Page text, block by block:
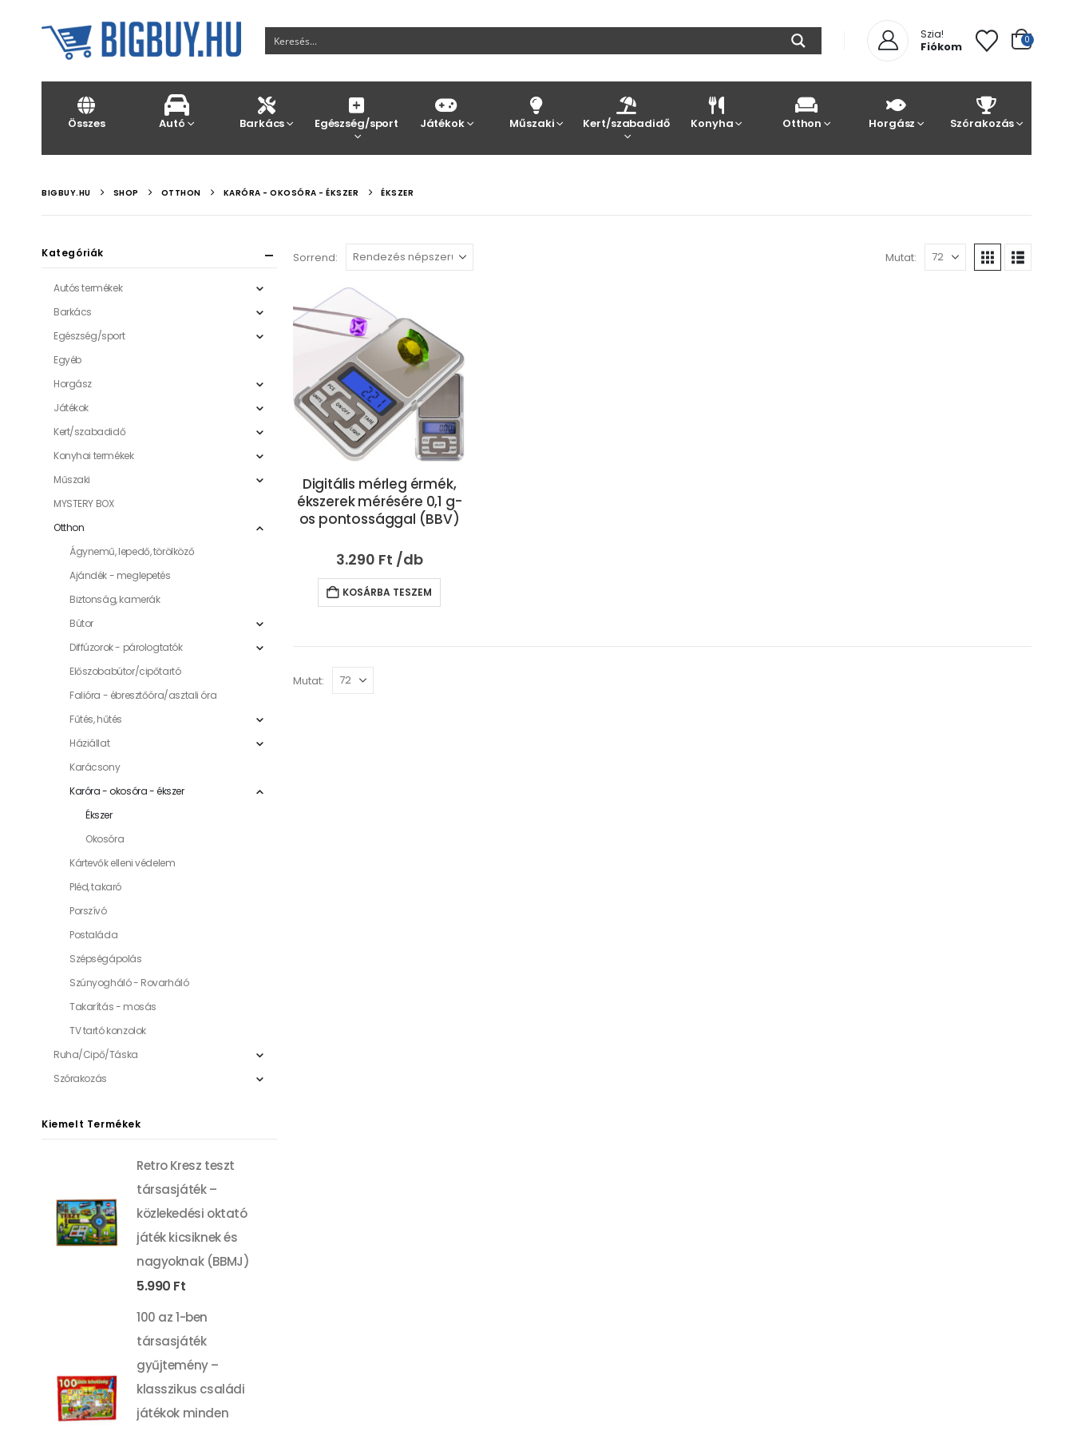
Szia!
Fiókom 0
Összes Autó Barkács Egészség/sport Játékok Műszaki Kert/szabadidő Konyha Otthon Horgász Szórakozás
BIGBUY.HU SHOP OTTHON KARÓRA - OKOSÓRA - ÉKSZER ÉKSZER
Sorrend: Mutat:
Digitális mérleg érmék,
ékszerek mérésére 0,1 g-
os pontossággal (BBV)
3.290 Ft
KOSÁRBA TESZEM
Mutat:
Kategóriák
Autós termékek
Barkács
Egészség/sport
Egyéb
Horgász
Játékok
Kert/szabadidő
Konyhai termékek
Műszaki
MYSTERY BOX
Otthon
Ágynemű, lepedő, törölköző
Ajándék - meglepetés
Biztonság, kamerák
Bútor
Diffúzorok - párologtatók
Előszobabútor/cipőtartó
Falióra - ébresztőóra/asztali óra
Fűtés, hűtés
Háziállat
Karácsony
Karóra - okosóra - ékszer
Ékszer
Okosóra
Kártevők elleni védelem
Pléd, takaró
Porszívó
Postaláda
Szépségápolás
Szúnyogháló - Rovarháló
Takarítás - mosás
TV tartó konzolok
Ruha/Cipő/Táska
Szórakozás
Kiemelt Termékek
Retro Kresz teszt
társasjáték –
közlekedési oktató
játék kicsiknek és
nagyoknak (BBMJ)
5.990 Ft
100 az 1-ben
társasjáték
gyűjtemény –
klasszikus családi
játékok minden